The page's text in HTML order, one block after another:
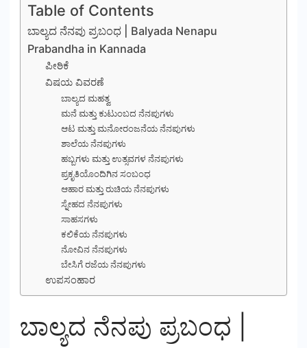
Table of Contents
ಬಾಲ್ಯದ ನೆನಪು ಪ್ರಬಂಧ | Balyada Nenapu
Prabandha in Kannada
ಪೀಠಿಕೆ
ವಿಷಯ ವಿವರಣೆ
ಬಾಲ್ಯದ ಮಹತ್ವ
ಮನೆ ಮತ್ತು ಕುಟುಂಬದ ನೆನಪುಗಳು
ಆಟ ಮತ್ತು ಮನೋರಂಜನೆಯ ನೆನಪುಗಳು
ಶಾಲೆಯ ನೆನಪುಗಳು
ಹಬ್ಬಗಳು ಮತ್ತು ಉತ್ಸವಗಳ ನೆನಪುಗಳು
ಪ್ರಕೃತಿಯೊಂದಿಗಿನ ಸಂಬಂಧ
ಆಹಾರ ಮತ್ತು ರುಚಿಯ ನೆನಪುಗಳು
ಸ್ನೇಹದ ನೆನಪುಗಳು
ಸಾಹಸಗಳು
ಕಲಿಕೆಯ ನೆನಪುಗಳು
ನೋವಿನ ನೆನಪುಗಳು
ಬೇಸಿಗೆ ರಜೆಯ ನೆನಪುಗಳು
ಉಪಸಂಹಾರ
ಬಾಲ್ಯದ ನೆನಪು ಪ್ರಬಂಧ |